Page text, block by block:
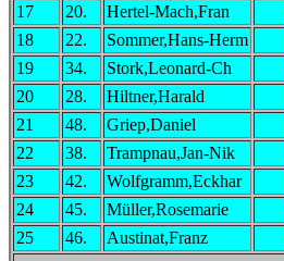
17
20. Hertel-Mach,Fran
18
22. Sommer,Hans-Herm
19
34. Stork,Leonard-Ch
20
28. Hiltner,Harald
21
48. Griep,Daniel
22
38. Trampnau,Jan-Nik
23
42. Wolfgramm,Eckhar
24
45. Müller,Rosemarie
25
46. Austinat,Franz